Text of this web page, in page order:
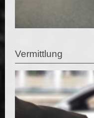
Vermittlung